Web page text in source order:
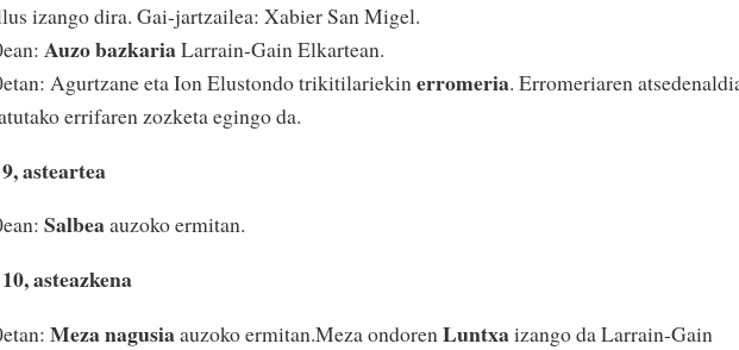
izango dira. Gai-jartzailea: Xabier San Migel.
Auzo bazkariaLarrain-Gain Elkartean.
Agurtzane eta Ion Elustondo trikitilariekinerromeria. Erromeriaren
errifaren zozketa egingo da.
asteartea
Salbeaauzoko ermitan.
asteazkena
Meza nagusiaauzoko ermitan.Meza ondoren Luntxaizango da Larrain-Gain